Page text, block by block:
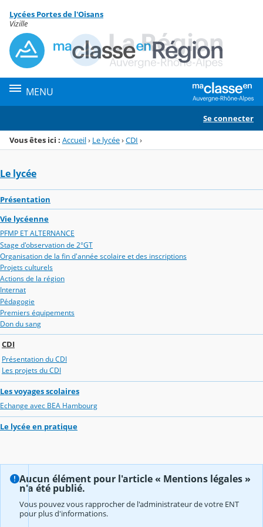
Menu de la rubrique
Contenu
Lycées Portes de l'Oisans
Vizille
MENU
Se connecter
Vous êtes ici : Accueil› Le lycée›CDI ›
Le lycée
Présentation
Vie lycéenne
PFMP ET ALTERNANCE
Stage d'observation de 2°GT
Organisation de la fin d'année scolaire et des inscriptions
Projets culturels
Actions de la région
Internat
Pédagogie
Premiers équipements
Don du sang
CDI
Présentation du CDI
Les projets du CDI
Les voyages scolaires
Echange avec BEA Hambourg
Le lycée en pratique
Aucun élément pour l'article « Mentions légales »
n'a été publié.
Vous pouvez vous rapprocher de l'administrateur de votre ENT
pour plus d'informations.